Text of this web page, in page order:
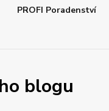
PROFI Poradenství
blogu